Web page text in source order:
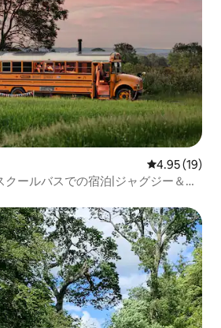
レビュー19
4.95 (19)
ールバスでの宿泊|ジャグジー＆景